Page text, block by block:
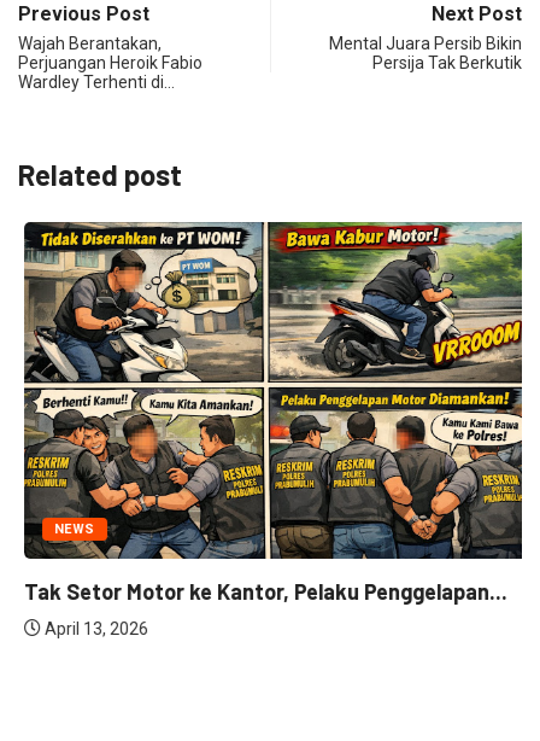
Previous Post
Wajah Berantakan,
Perjuangan Heroik Fabio
Wardley Terhenti di…
Next Post
Mental Juara Persib Bikin
Persija Tak Berkutik
Related post
NEWS
Tak Setor Motor ke Kantor, Pelaku Penggelapan...
April 13, 2026